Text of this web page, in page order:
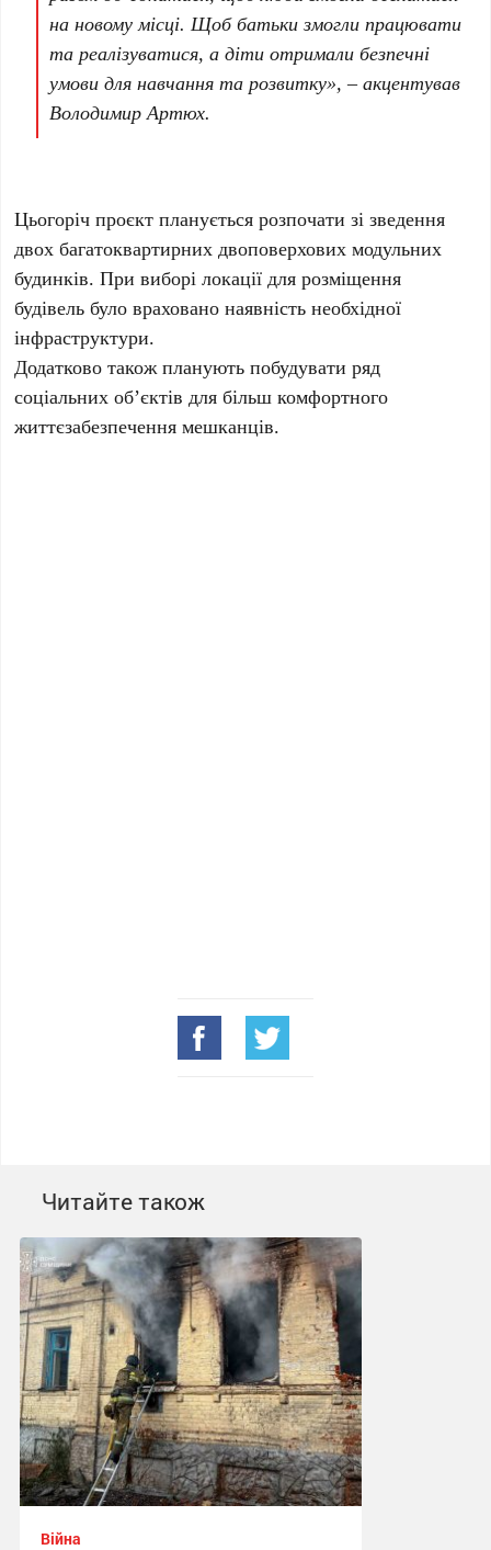
на новому місці. Щоб батьки змогли працювати
та реалізуватися, а діти отримали безпечні
умови для навчання та розвитку», – акцентував
Володимир Артюх.
Цьогоріч проєкт планується розпочати зі зведення
двох багатоквартирних двоповерхових модульних
будинків. При виборі локації для розміщення
будівель було враховано наявність необхідної
інфраструктури.
Додатково також планують побудувати ряд
соціальних об’єктів для більш комфортного
життєзабезпечення мешканців.
Читайте також
Війна